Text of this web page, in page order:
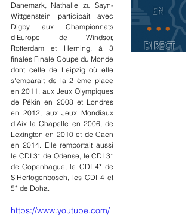
Danemark, Nathalie zu Sayn-
Wittgenstein participait avec
Digby aux Championnats
d'Europe de Windsor,
Rotterdam et Herning, à 3
finales Finale Coupe du Monde
dont celle de Leipzig où elle
s'emparait de la 2 ème place
en 2011, aux Jeux Olympiques
de Pékin en 2008 et Londres
en 2012, aux Jeux Mondiaux
d'Aix la Chapelle en 2006, de
Lexington en 2010 et de Caen
en 2014. Elle remportait aussi
le CDI 3* de Odense, le CDI 3*
de Copenhague, le CDI 4* de
S'Hertogenbosch, les CDI 4 et
5* de Doha.
https://www.youtube.com/